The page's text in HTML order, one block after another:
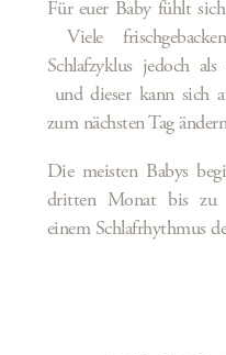
Für euer Baby fühlt
Viele
Schlafzyklus jedoch
und dieser kann sich
zum nächsten Tag
Die meisten Babys
dritten Monat bis zu
einem Schlafrhythmus